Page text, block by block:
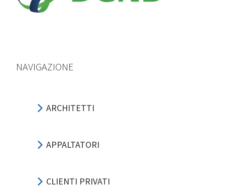
NAVIGAZIONE
ARCHITETTI
APPALTATORI
CLIENTI PRIVATI